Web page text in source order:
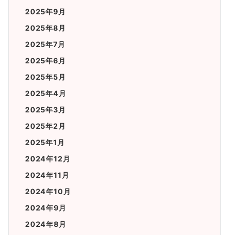
2025年9月
2025年8月
2025年7月
2025年6月
2025年5月
2025年4月
2025年3月
2025年2月
2025年1月
2024年12月
2024年11月
2024年10月
2024年9月
2024年8月